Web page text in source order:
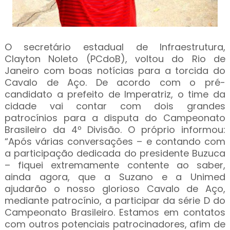
O secretário estadual de Infraestrutura,
Clayton Noleto (PCdoB), voltou do Rio de
Janeiro com boas notícias para a torcida do
Cavalo de Aço. De acordo com o pré-
candidato a prefeito de Imperatriz, o time da
cidade vai contar com dois grandes
patrocínios para a disputa do Campeonato
Brasileiro da 4º Divisão. O próprio informou:
“Após várias conversações – e contando com
a participação dedicada do presidente Buzuca
– fiquei extremamente contente ao saber,
ainda agora, que a Suzano e a Unimed
ajudarão o nosso glorioso Cavalo de Aço,
mediante patrocínio, a participar da série D do
Campeonato Brasileiro. Estamos em contatos
com outros potenciais patrocinadores, afim de